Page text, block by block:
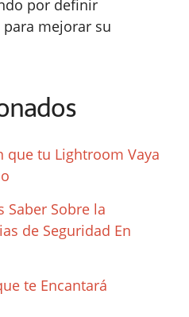
por definir
mejorar su
que tu Lightroom Vaya
Saber Sobre la
de Seguridad En
te Encantará